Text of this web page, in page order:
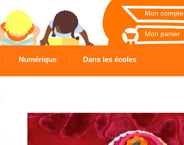
Mon compte
Mon panier
Numérique Dans les écoles